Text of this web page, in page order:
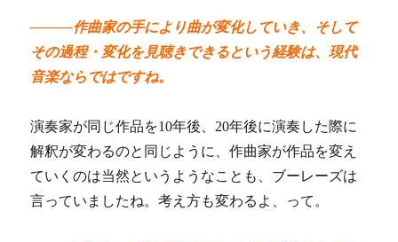
―――作曲家の手により曲が変化していき、そして
その過程・変化を見聴きできるという経験は、現代
音楽ならではですね。
演奏家が同じ作品を10年後、20年後に演奏した際に
解釈が変わるのと同じように、作曲家が作品を変え
ていくのは当然というようなことも、ブーレーズは
言っていましたね。考え方も変わるよ、って。